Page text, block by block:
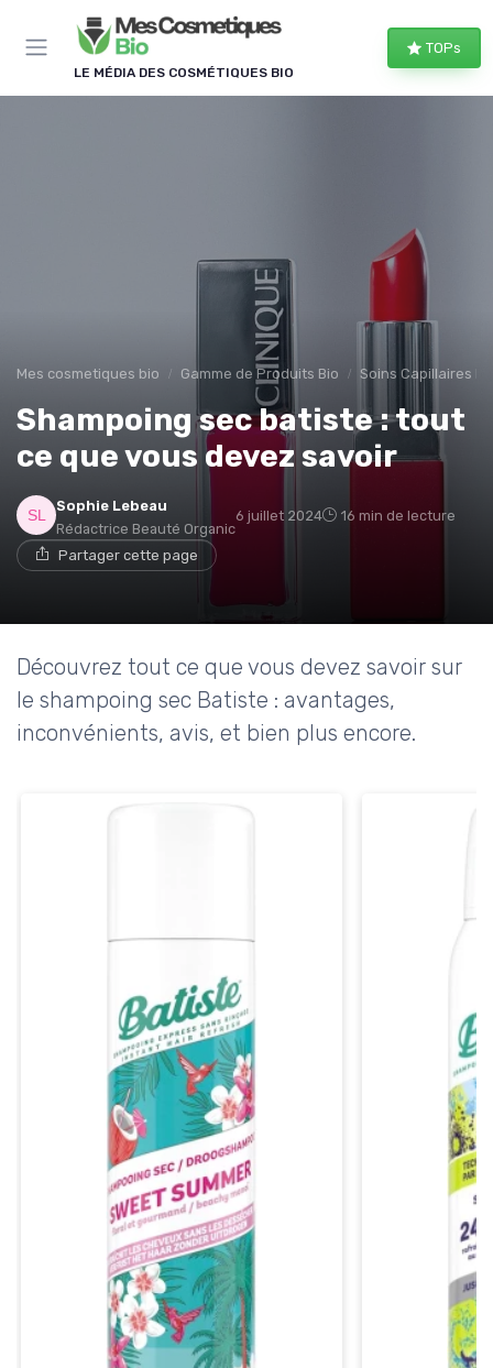
LE MÉDIA DES COSMÉTIQUES BIO
TOPs
Mes cosmetiques bio Gamme de Produits Bio Soins Capillaires
Shampoing sec batiste : tout
ce que vous devez savoir
Sophie Lebeau
Rédactrice Beauté Organic
6 juillet 2024 16 min de lecture
Partager cette page
Découvrez tout ce que vous devez savoir sur
le shampoing sec Batiste : avantages,
inconvénients, avis, et bien plus encore.
Panneau de gestion des cookies